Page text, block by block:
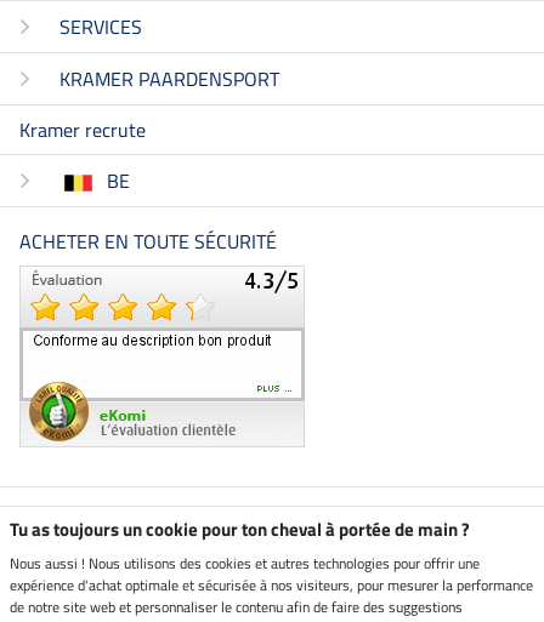
SERVICES
KRAMER PAARDENSPORT
Kramer recrute
BE
ACHETER EN TOUTE SÉCURITÉ
Boutique climatiquement
neutre
Livraison par
Tu as toujours un cookie pour ton cheval à portée de main ?
Nous aussi ! Nous utilisons des cookies et autres technologies pour offrir une
expérience d'achat optimale et sécurisée à nos visiteurs, pour mesurer la performance
de notre site web et personnaliser le contenu afin de faire des suggestions